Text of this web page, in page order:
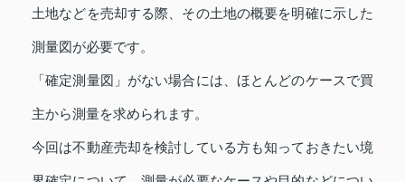
土地などを売却する際、その土地の概要を明確に示した
測量図が必要です。
「確定測量図」がない場合には、ほとんどのケースで買
主から測量を求められます。
今回は不動産売却を検討している方も知っておきたい境